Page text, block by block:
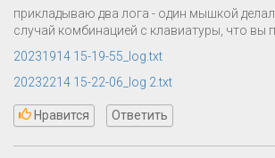
прикладываю два лога - один мышкой
случай комбинацией с клавиатуры, что вы
20231914 15-19-55_log.txt
20232214 15-22-06_log 2.txt
Нравится Ответить